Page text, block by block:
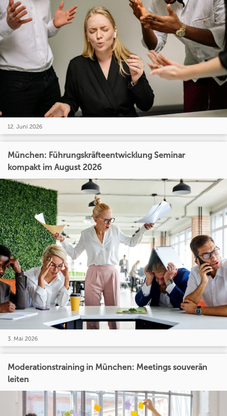
12. Juni 2026
München: Führungskräfteentwicklung Seminar
kompakt im August 2026
3. Mai 2026
Moderationstraining in München: Meetings souverän
leiten